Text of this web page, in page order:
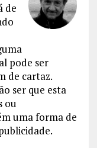
de
pode ser
de cartaz.
ser que esta
ou
uma forma de